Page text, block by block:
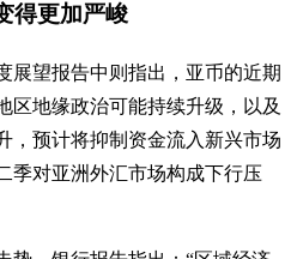
得更加严峻
展望报告中则指出，亚币的近期
区地缘政治可能持续升级，以及
，预计将抑制资金流入新兴市场
季对亚洲外汇市场构成下行压